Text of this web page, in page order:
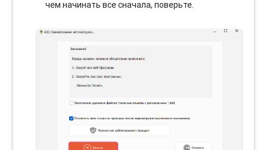
чем начинать все сначала, поверьте.